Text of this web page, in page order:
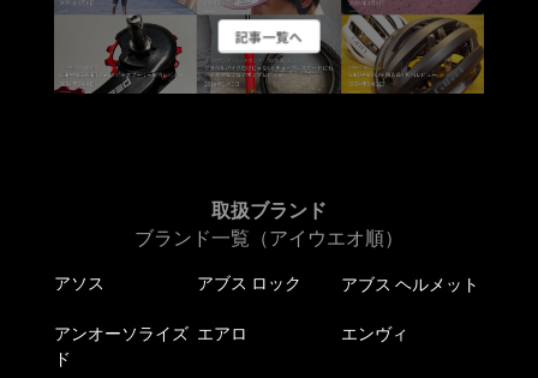
記事一覧へ
取扱ブランド
ブランド一覧（アイウエオ順）
アソス アブス ロック アブス ヘルメット
アンオーソライズ
ド
エアロ エンヴィ